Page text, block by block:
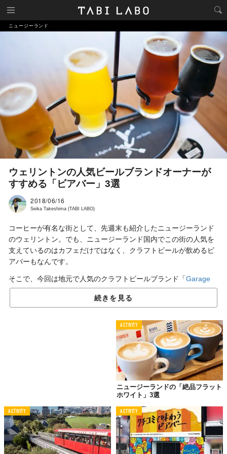
ニュージーランド
ウェリントンの人気ビールブランドオーナーが
すすめる「ビアバー」3選
2018/06/16
Seika Takeshima (TABI LABO)
コーヒーが有名な街として、先週末も紹介したニュージーランド
のウェリントン。でも、ニュージーランド国内でこの街の人気を
支えているのはカフェだけではなく、クラフトビールが飲めるビ
アバーもなんです。
そこで、今回は地元で人気のクラフトビールブランド「Garage
Project」のオーナーの1人、Jos Ruffellさんから教えてもらった、
おすすめのビアバーを3つ紹介します。
01.
初心者でも飲みやすい
赤いNZビールがある
「Whistling Sisters」
続きを見る
ACTIVITY
ニュージーランドの「絶品フラット
ホワイト」3選
ACTIVITY ACTIVITY